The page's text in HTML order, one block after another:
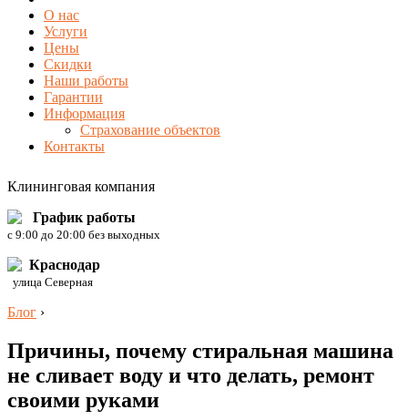
О нас
Услуги
Цены
Скидки
Наши работы
Гарантии
Информация
Страхование объектов
Контакты
Клининговая компания
График работы
c 9:00 до 20:00 без выходных
Краснодар
улица Северная
Блог ›
Причины, почему стиральная машина
не сливает воду и что делать, ремонт
своими руками